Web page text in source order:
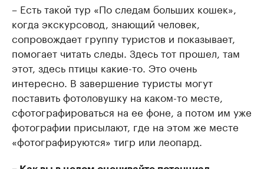
– Есть такой тур «По следам больших кошек»,
когда экскурсовод, знающий человек,
сопровождает группу туристов и показывает,
помогает читать следы. Здесь тот прошел, там
этот, здесь птицы какие-то. Это очень
интересно. В завершение туристы могут
поставить фотоловушку на каком-то месте,
сфотографироваться на ее фоне, а потом им уже
фотографии присылают, где на этом же месте
«фотографируются» тигр или леопард.